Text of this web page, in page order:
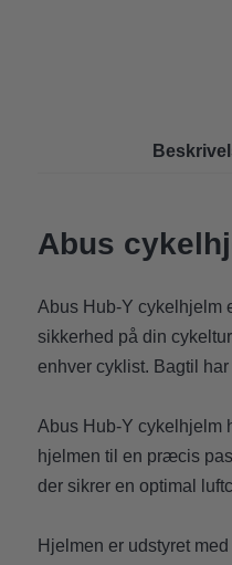
Abus
Abus Hub-Y cykelhjelm
sikkerhed på din
enhver cyklist. Bagtil
Abus Hub-Y cykelhjelm
hjelmen til en præcis
der sikrer en optimal
Hjelmen er udstyret